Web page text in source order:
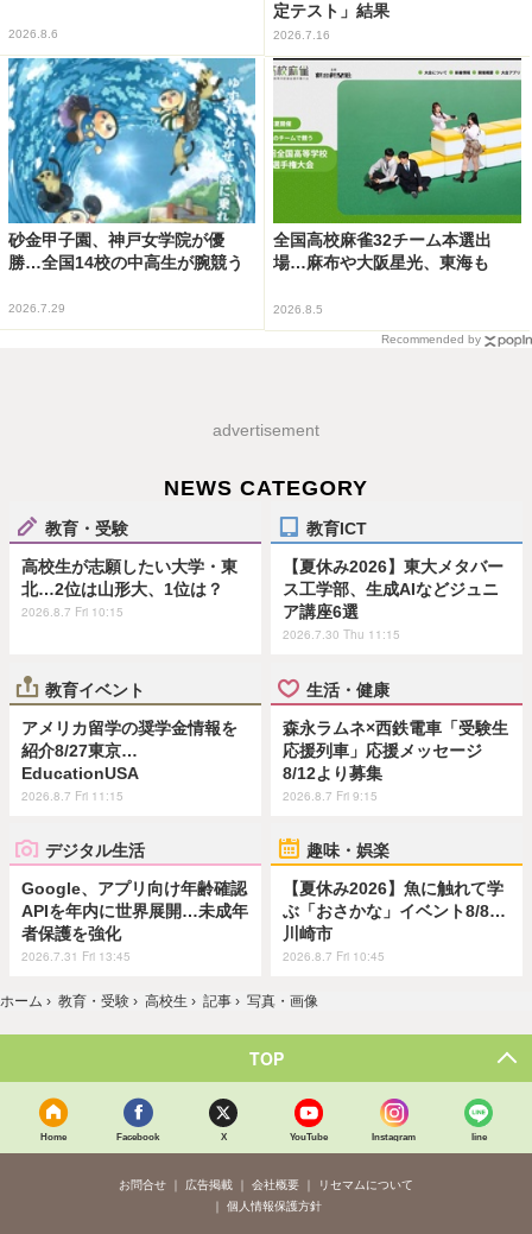
2026.8.6
定テスト」結果
2026.7.16
砂金甲子園、神戸女学院が優
勝…全国14校の中高生が腕競う
2026.7.29
全国高校麻雀32チーム本選出
場…麻布や大阪星光、東海も
2026.8.5
Recommended by
advertisement
NEWS CATEGORY
教育・受験
高校生が志願したい大学・東
北…2位は山形大、1位は？
2026.8.7 Fri 10:15
教育ICT
【夏休み2026】東大メタバー
ス工学部、生成AIなどジュニ
ア講座6選
2026.7.30 Thu 11:15
教育イベント
アメリカ留学の奨学金情報を
紹介8/27東京…
EducationUSA
2026.8.7 Fri 11:15
生活・健康
森永ラムネ×西鉄電車「受験生
応援列車」応援メッセージ
8/12より募集
2026.8.7 Fri 9:15
デジタル生活
Google、アプリ向け年齢確認
APIを年内に世界展開…未成年
者保護を強化
2026.7.31 Fri 13:45
趣味・娯楽
【夏休み2026】魚に触れて学
ぶ「おさかな」イベント8/8…
川崎市
2026.8.7 Fri 10:45
ホーム › 教育・受験 › 高校生 › 記事 › 写真・画像
TOP
Home Facebook X YouTube Instagram line
お問合せ 広告掲載 会社概要
リセマムについて
個人情報保護方針